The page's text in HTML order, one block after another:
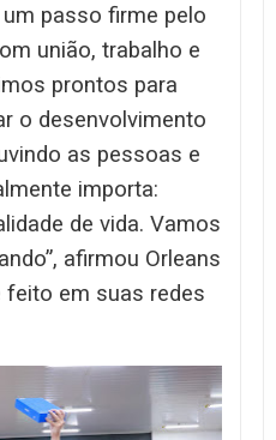
passo firme pelo
união, trabalho e
prontos para
o desenvolvimento
as pessoas e
importa:
de vida. Vamos
afirmou Orleans
feito em suas redes